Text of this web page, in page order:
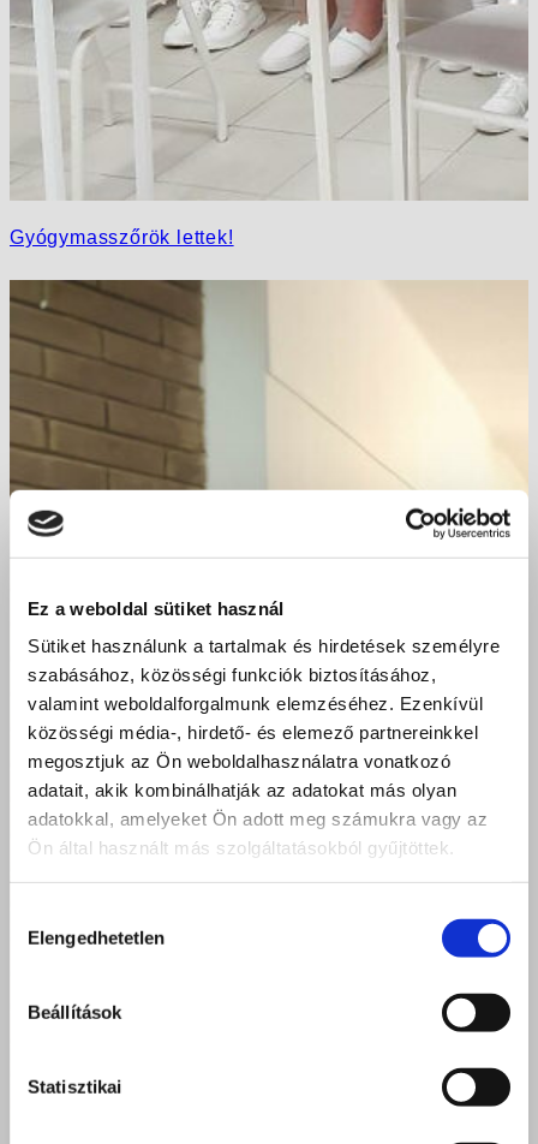
Ez a weboldal sütiket használ
Sütiket használunk a tartalmak és hirdetések személyre
szabásához, közösségi funkciók biztosításához,
valamint weboldalforgalmunk elemzéséhez. Ezenkívül
közösségi média-, hirdető- és elemező partnereinkkel
megosztjuk az Ön weboldalhasználatra vonatkozó
adatait, akik kombinálhatják az adatokat más olyan
adatokkal, amelyeket Ön adott meg számukra vagy az
Ön által használt más szolgáltatásokból gyűjtöttek.
kiválasztása
Elengedhetetlen
Beállítások
Statisztikai
Gyógymasszőrök lettek!